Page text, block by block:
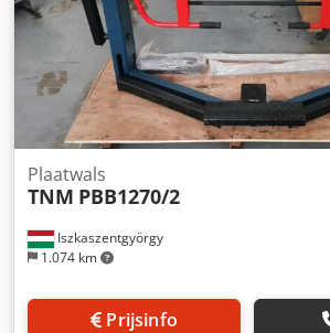
Iszkaszentgyörgy
1.074 km
Plaatwals
TNM PBB1270/2
Prijsinfo